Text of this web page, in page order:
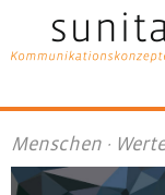
Menschen ·